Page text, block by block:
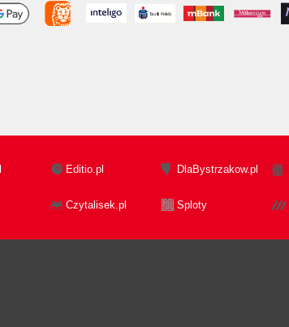
Editio.pl DlaBystrzakow.pl
Czytalisek.pl Sploty